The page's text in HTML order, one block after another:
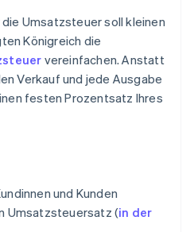
Umsatzsteuer soll kleinen
Königreich die
vereinfachen. Anstatt
Verkauf und jede Ausgabe
festen Prozentsatz Ihres
und Kunden
Umsatzsteuersatz (in der